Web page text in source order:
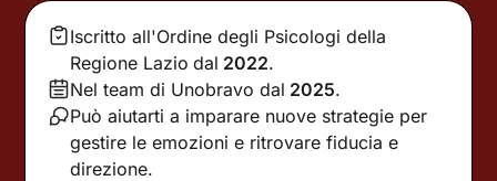
Iscritto all'Ordine degli Psicologi della
Regione Lazio dal 2022.
Nel team di Unobravo dal 2025.
Può aiutarti a imparare nuove strategie per
gestire le emozioni e ritrovare fiducia e
direzione.